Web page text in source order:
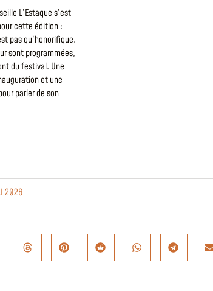
L’Estaque s’est
cette édition :
pas qu’honorifique.
sont programmées,
du festival. Une
et une
parler de son
2026